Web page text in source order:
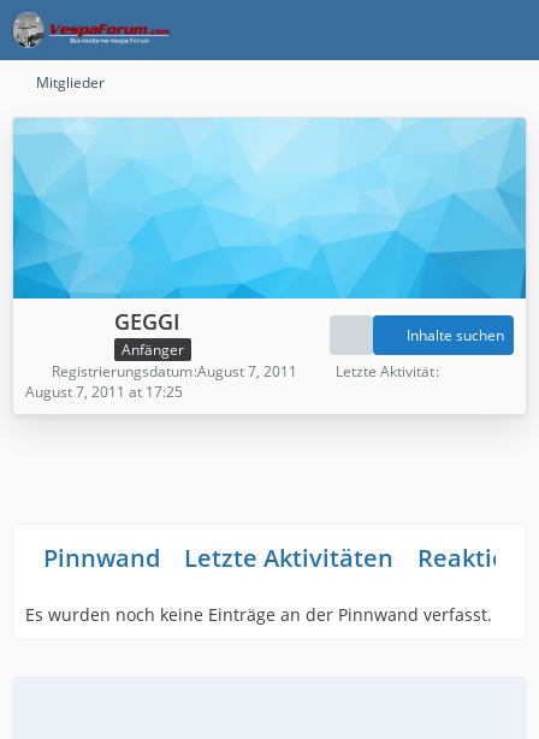
Mitglieder
GEGGI
Anfänger
Inhalte suchen
Registrierungsdatum August 7, 2011
Letzte Aktivität
August 7, 2011 at 17:25
Pinnwand Letzte Aktivitäten
Es wurden noch keine Einträge an der Pinnwand verfasst.